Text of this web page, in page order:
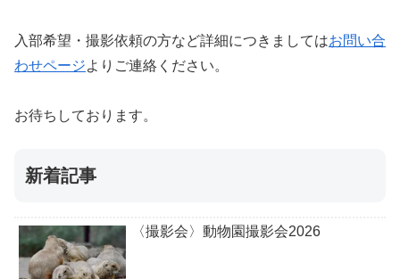
入部希望・撮影依頼の方など詳細につきましてはお問い合
わせページよりご連絡ください。
お待ちしております。
新着記事
〈撮影会〉動物園撮影会2026